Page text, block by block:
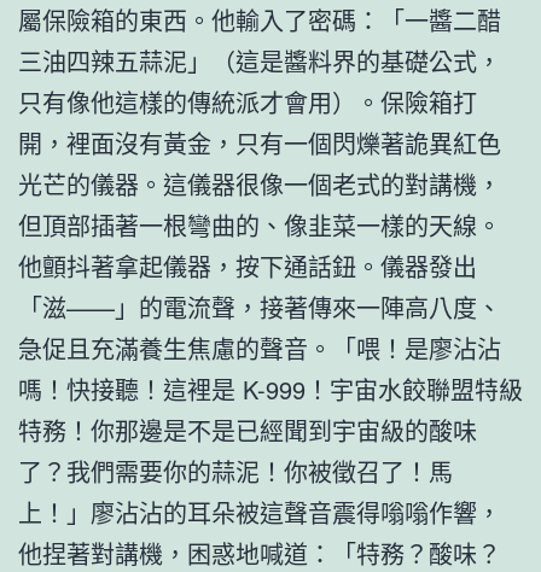
屬保險箱的東西。他輸入了密碼：「一醬二醋
三油四辣五蒜泥」（這是醬料界的基礎公式，
只有像他這樣的傳統派才會用）。保險箱打
開，裡面沒有黃金，只有一個閃爍著詭異紅色
光芒的儀器。這儀器很像一個老式的對講機，
但頂部插著一根彎曲的、像韭菜一樣的天線。
他顫抖著拿起儀器，按下通話鈕。儀器發出
「滋——」的電流聲，接著傳來一陣高八度、
急促且充滿養生焦慮的聲音。「喂！是廖沾沾
嗎！快接聽！這裡是 K-999！宇宙水餃聯盟特級
特務！你那邊是不是已經聞到宇宙級的酸味
了？我們需要你的蒜泥！你被徵召了！馬
上！」廖沾沾的耳朵被這聲音震得嗡嗡作響，
他捏著對講機，困惑地喊道：「特務？酸味？